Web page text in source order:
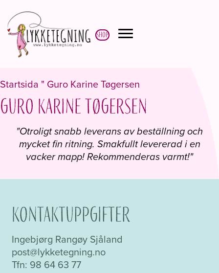
Shop
Startsida " Guro Karine Tøgersen
Guro Karine Tøgersen
"Otroligt snabb leverans av beställning och
mycket fin ritning. Smakfullt levererad i en
vacker mapp! Rekommenderas varmt!"
Kontaktuppgifter
Ingebjørg Rangøy Sjåland
post@lykketegning.no
Tfn: 98 64 63 77